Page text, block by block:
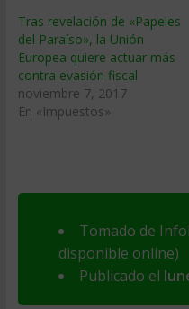
Tras revelación de «Papeles
del Paraíso», la Unión
Europea quiere actuar más
contra evasión fiscal
noviembre 7, 2017
En «Impuestos»
Tomado de
disponible online)
Publicado el